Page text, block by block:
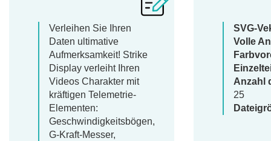
Verleihen Sie Ihren
Daten ultimative
Aufmerksamkeit! Strike
Display verleiht Ihren
Videos Charakter mit
kräftigen Telemetrie-
Elementen:
Geschwindigkeitsbögen,
G-Kraft-Messer,
SVG-
Volle
Anzahl
25